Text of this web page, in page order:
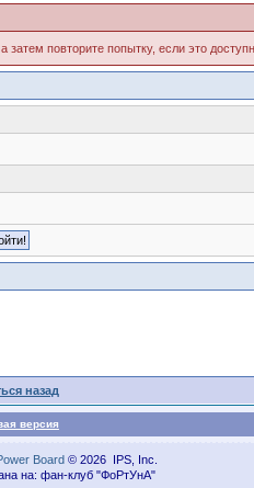
повторите попытку, если это
назад
версия
Board© 2026 IPS, Inc.
на: фан-клуб "ФоРтУнА"